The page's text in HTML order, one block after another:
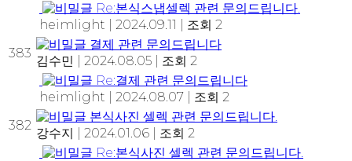
Re:본식스냅셀렉 관련 문의드립니다.
heimlight
2024.09.11
조회 2
383
결제 관련 문의드립니다
김수민
2024.08.05
조회 2
Re:결제 관련 문의드립니다
heimlight
2024.08.07
조회 2
382
본식사진 셀렉 관련 문의드립니다.
강수지
2024.01.06
조회 2
Re:본식사진 셀렉 관련 문의드립니다.